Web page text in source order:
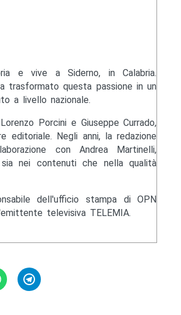
e vive a Siderno, in Calabria.
trasformato questa passione in un
a livello nazionale.
Porcini e Giuseppe Currado,
Negli anni, la redazione
con Andrea Martinelli,
nei contenuti che nella qualità
dell'ufficio stampa di OPN
televisiva TELEMIA.